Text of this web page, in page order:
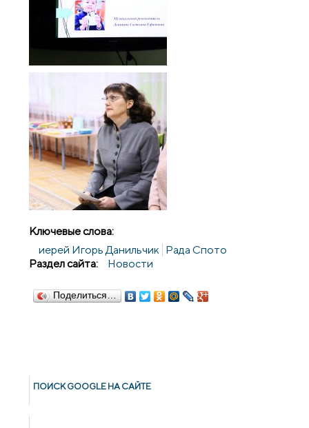
Ключевые слова:
иерей Игорь Данильчик Рада Спото
Раздел сайта:
Новости
Поделиться…
ПОИСК GOОGLE НА САЙТЕ